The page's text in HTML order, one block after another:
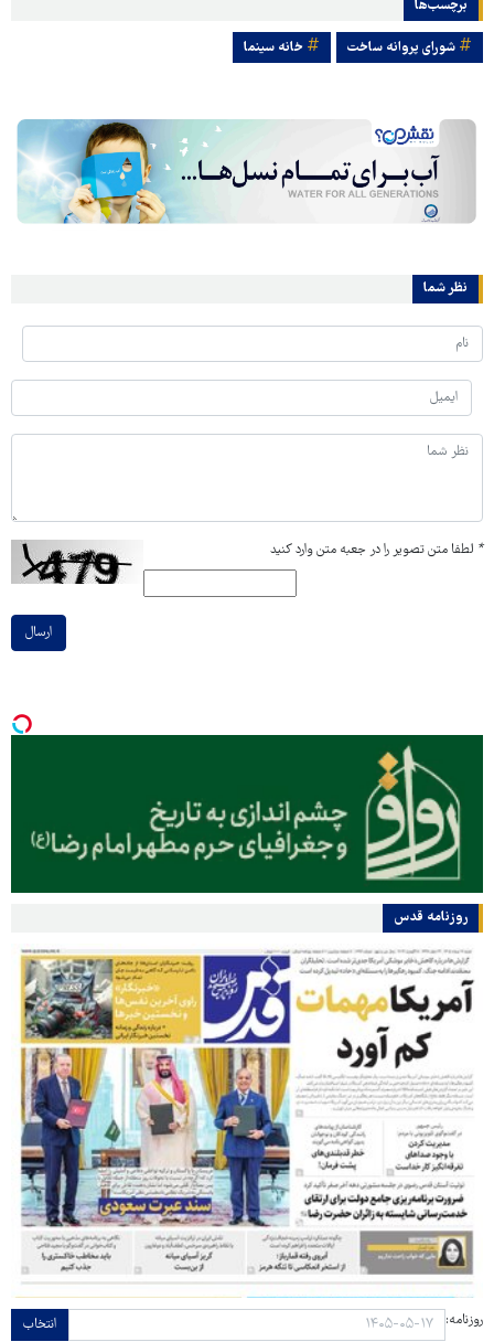
برچسب‌ها
شورای پروانه ساخت خانه سینما
نظر شما
* لطفا متن تصویر را در جعبه متن وارد کنید
ارسال
روزنامه قدس
روزنامه: انتخاب